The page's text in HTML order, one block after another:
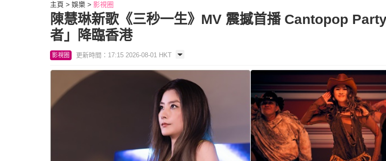
主頁 娛樂 影視圈
陳慧琳新歌《三秒一生》MV 震撼首播 Cantopop
者」降臨香港
影視圈 更新時間：17:15 2026-08-01 HKT